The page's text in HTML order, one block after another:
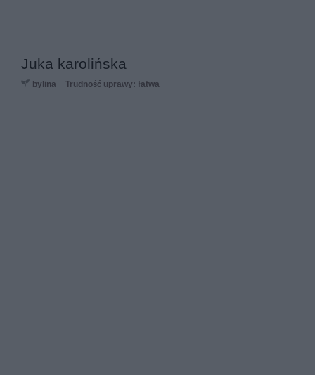
Juka karolińska
bylina Trudność uprawy: łatwa